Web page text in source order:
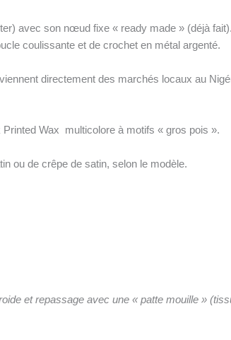
avec son nœud fixe « ready made » (déjà
coulissante et de crochet en métal argenté.
directement des marchés locaux au
Wax multicolore à motifs « gros pois ».
ou de crêpe de satin, selon le modèle.
et repassage avec une « patte mouille »